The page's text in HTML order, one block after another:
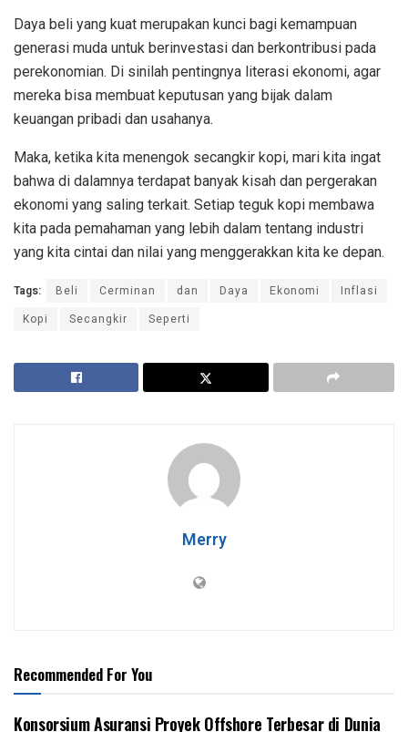
Daya beli yang kuat merupakan kunci bagi kemampuan
generasi muda untuk berinvestasi dan berkontribusi pada
perekonomian. Di sinilah pentingnya literasi ekonomi, agar
mereka bisa membuat keputusan yang bijak dalam
keuangan pribadi dan usahanya.
Maka, ketika kita menengok secangkir kopi, mari kita ingat
bahwa di dalamnya terdapat banyak kisah dan pergerakan
ekonomi yang saling terkait. Setiap teguk kopi membawa
kita pada pemahaman yang lebih dalam tentang industri
yang kita cintai dan nilai yang menggerakkan kita ke depan.
Tags: Beli Cerminan dan Daya Ekonomi
Inflasi
Kopi
Secangkir Seperti
Merry
Recommended For You
Konsorsium Asuransi Proyek Offshore Terbesar di Dunia